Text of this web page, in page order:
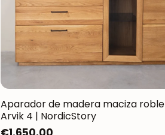
Aparador de madera maciza roble
Arvik 4 | NordicStory